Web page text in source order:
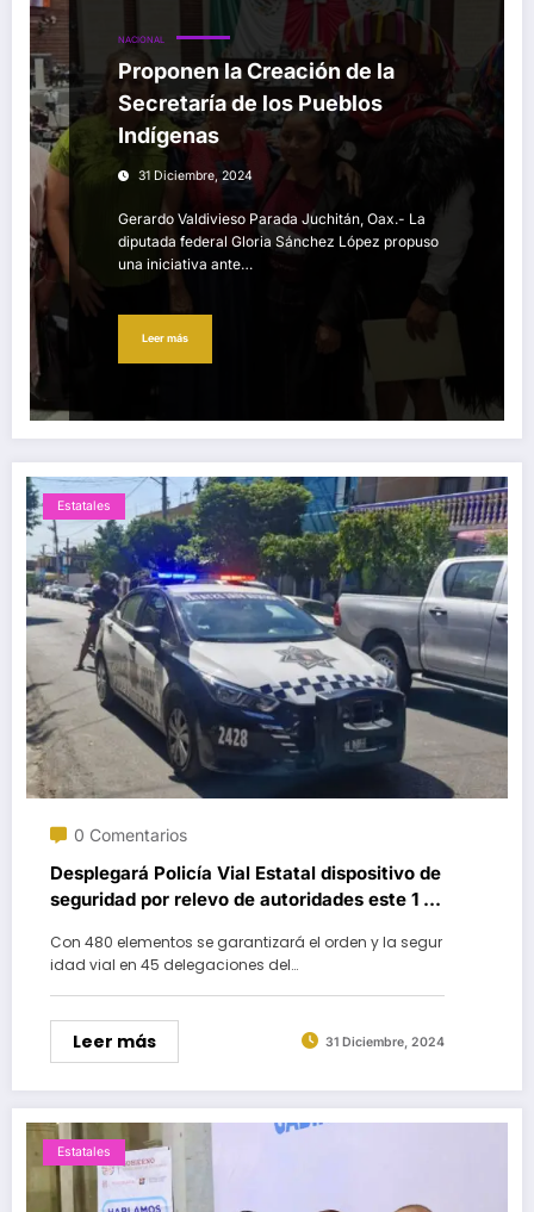
NACIONAL
Proponen la Creación de la
Secretaría de los Pueblos
Indígenas
31 Diciembre, 2024
Gerardo Valdivieso Parada Juchitán, Oax.- La
diputada federal Gloria Sánchez López propuso
una iniciativa ante…
Leer más
Estatales
0 Comentarios
Desplegará Policía Vial Estatal dispositivo de
seguridad por relevo de autoridades este 1 de
Con 480 elementos se garantizará el orden y la segur
idad vial en 45 delegaciones del…
Leer más 31 Diciembre, 2024
Estatales